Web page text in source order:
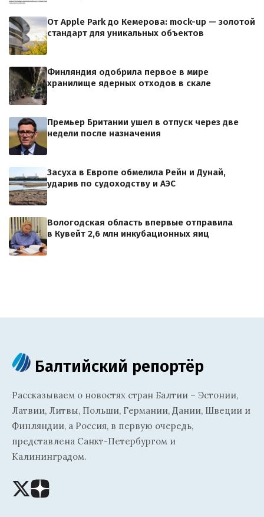
От Apple Park до Кемерова: mock-up — золотой
стандарт для уникальных объектов
Финляндия одобрила первое в мире
хранилище ядерных отходов в скале
Премьер Британии ушел в отпуск через две
недели после назначения
Засуха в Европе обмелила Рейн и Дунай,
ударив по судоходству и АЭС
Вологодская область впервые отправила
в Кувейт 2,6 млн инкубационных яиц
Балтийский репортёр
Рассказываем о новостях стран Балтии – Эстонии,
Латвии, Литвы, Польши, Германии, Дании, Швеции и
Финляндии, а Россия, в первую очередь,
представлена Санкт-Петербургом и
Калининградом.